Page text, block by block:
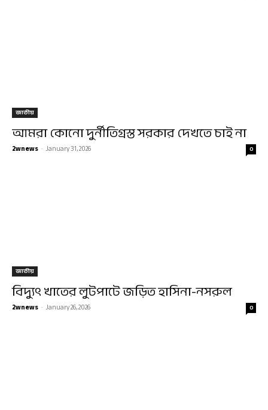
জাতীয়
আমরা কোনো দুর্নীতিগ্রস্ত সরকার দেখতে চাই না
2wnews -January 31, 2026 0
জাতীয়
বিদ্যুৎ খাতের লুটপাটে জড়িত হাসিনা-নসরুল
2wnews -January 26, 2026 0